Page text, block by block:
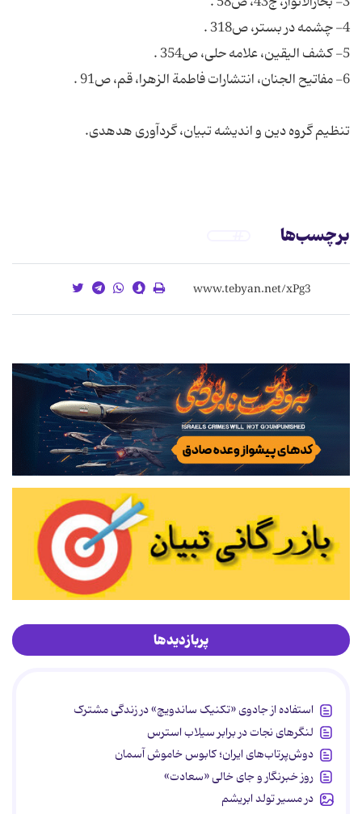
برچسب‌ها
پربازدیدها
استفاده از جادوی «تکنیک ساندویچ» در زندگی مشترک
لنگرهای نجات در برابر سیلاب استرس
دوش‌پرتاب‌های ایران؛ کابوس خاموش آسمان
روز خبرنگار و جای خالی «سعادت»
در مسیر تولد ابریشم